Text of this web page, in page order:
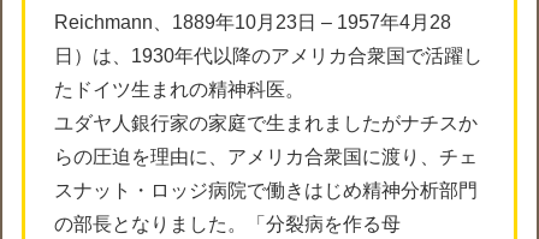
Reichmann、1889年10月23日 – 1957年4月28
日）は、1930年代以降のアメリカ合衆国で活躍し
たドイツ生まれの精神科医。
ユダヤ人銀行家の家庭で生まれましたがナチスか
らの圧迫を理由に、アメリカ合衆国に渡り、チェ
スナット・ロッジ病院で働きはじめ精神分析部門
の部長となりました。「分裂病を作る母